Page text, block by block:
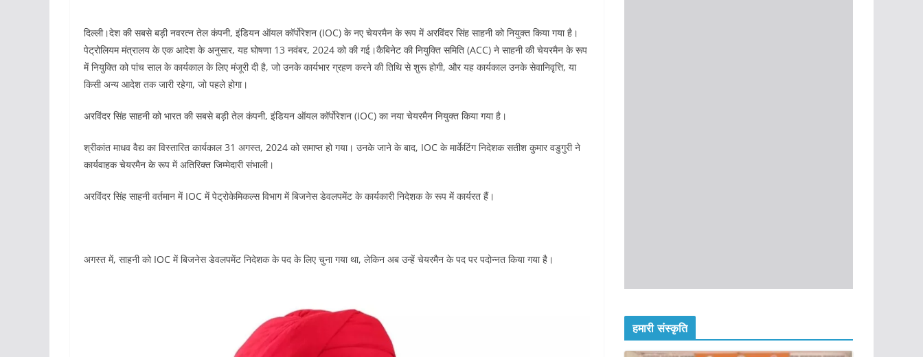
दिल्ली।देश की सबसे बड़ी नवरत्न तेल कंपनी, इंडियन ऑयल कॉर्पोरेशन (IOC) के नए चेयरमैन के रूप में अरविंदर सिंह साहनी को नियुक्त किया गया है।
पेट्रोलियम मंत्रालय के एक आदेश के अनुसार, यह घोषणा 13 नवंबर, 2024 को की गई।कैबिनेट की नियुक्ति समिति (ACC) ने साहनी की चेयरमैन के रूप
में नियुक्ति को पांच साल के कार्यकाल के लिए मंजूरी दी है, जो उनके कार्यभार ग्रहण करने की तिथि से शुरू होगी, और यह कार्यकाल उनके सेवानिवृत्ति, या
किसी अन्य आदेश तक जारी रहेगा, जो पहले होगा।
अरविंदर सिंह साहनी को भारत की सबसे बड़ी तेल कंपनी, इंडियन ऑयल कॉर्पोरेशन (IOC) का नया चेयरमैन नियुक्त किया गया है।
श्रीकांत माधव वैद्य का विस्तारित कार्यकाल 31 अगस्त, 2024 को समाप्त हो गया। उनके जाने के बाद, IOC के मार्केटिंग निदेशक सतीश कुमार वडुगुरी ने
कार्यवाहक चेयरमैन के रूप में अतिरिक्त जिम्मेदारी संभाली।
अरविंदर सिंह साहनी वर्तमान में IOC में पेट्रोकेमिकल्स विभाग में बिजनेस डेवलपमेंट के कार्यकारी निदेशक के रूप में कार्यरत हैं।
अगस्त में, साहनी को IOC में बिजनेस डेवलपमेंट निदेशक के पद के लिए चुना गया था, लेकिन अब उन्हें चेयरमैन के पद पर पदोन्नत किया गया है।
हमारी संस्कृति